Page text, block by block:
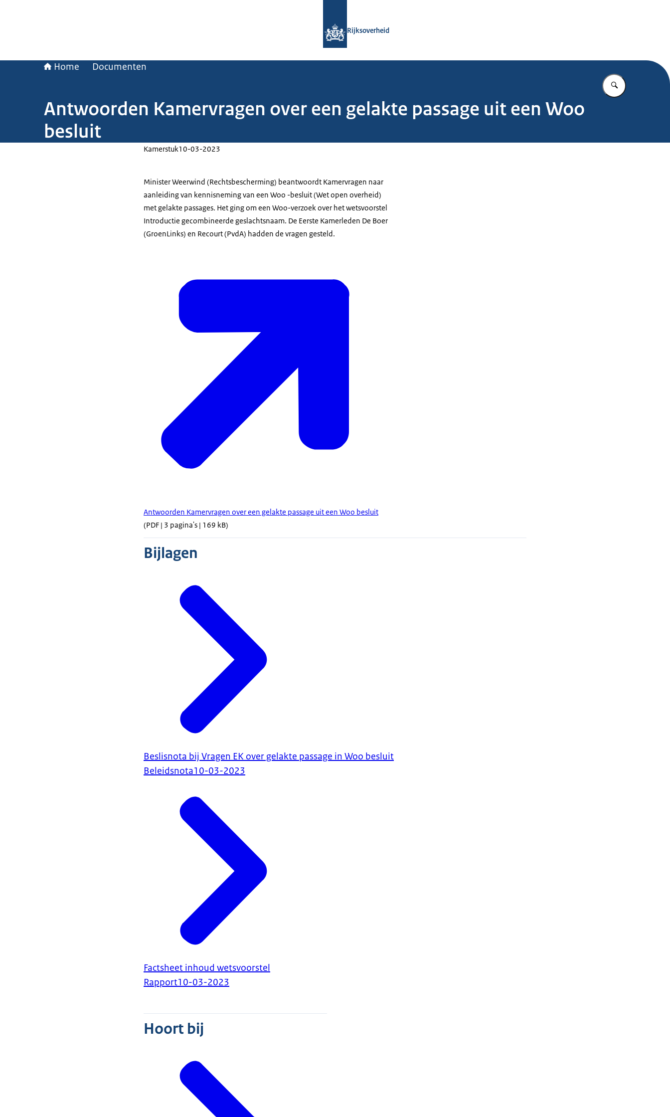
Rijksoverheid
Home Documenten
Vul in wat u
Antwoorden Kamervragen over een gelakte passage uit een Woo
besluit
Kamerstuk10-03-2023
Minister Weerwind (Rechtsbescherming) beantwoordt Kamervragen naar
aanleiding van kennisneming van een Woo -besluit (Wet open overheid)
met gelakte passages. Het ging om een Woo-verzoek over het wetsvoorstel
Introductie gecombineerde geslachtsnaam. De Eerste Kamerleden De Boer
(GroenLinks) en Recourt (PvdA) hadden de vragen gesteld.
Antwoorden Kamervragen over een gelakte passage uit een Woo besluit
(PDF | 3 pagina's | 169 kB)
Bijlagen
Beslisnota bij Vragen EK over gelakte passage in Woo besluit
Beleidsnota10-03-2023
Factsheet inhoud wetsvoorstel
Rapport10-03-2023
Hoort bij